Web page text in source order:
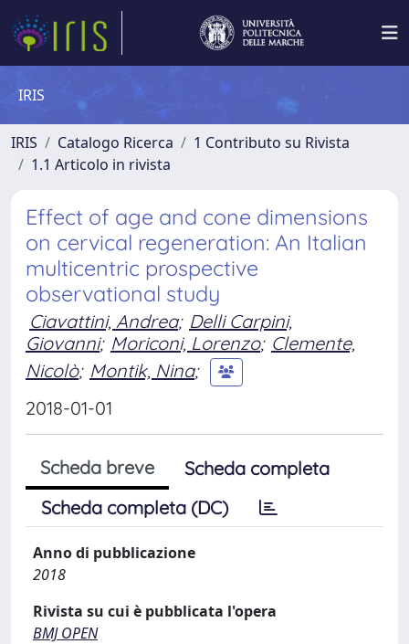
IRIS
IRIS Catalogo Ricerca
1 Contributo su Rivista
1.1 Articolo in rivista
Effect of age and cone dimensions
on cervical regeneration: An Italian
multicentric prospective
observational study
Ciavattini, Andrea; Delli Carpini,
Giovanni; Moriconi, Lorenzo; Clemente,
Nicolò; Montik, Nina;
2018-01-01
Scheda breve
Scheda completa
Scheda completa (DC)
Anno di pubblicazione
2018
Rivista su cui è pubblicata l'opera
BMJ OPEN